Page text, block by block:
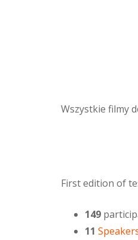
Wszystkie filmy
First edition of
149
11